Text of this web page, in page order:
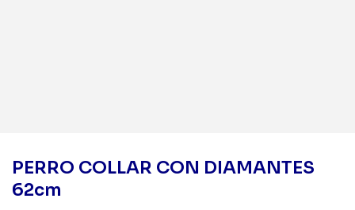
PERRO COLLAR CON DIAMANTES
62cm